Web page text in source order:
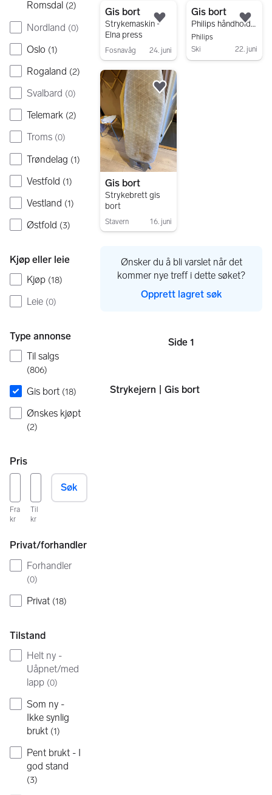
Romsdal (2)
Nordland (0)
Oslo (1)
Rogaland (2)
Svalbard (0)
Telemark (2)
Troms (0)
Trøndelag (1)
Vestfold (1)
Vestland (1)
Østfold (3)
Kjøp eller leie
Kjøp (18)
Leie (0)
Type annonse
Til salgs
(806)
Gis bort (18)
Ønskes kjøpt
(2)
Pris
Fra
kr
Til
kr
Søk
Privat/forhandler
Forhandler
(0)
Privat (18)
Tilstand
Helt ny -
Uåpnet/med
lapp (0)
Som ny -
Ikke synlig
brukt (1)
Pent brukt - I
god stand
(3)
Gis bort
Strykemaskin -
Elna press
Fosnavåg 24. juni
Legg til som favoritt.
Gis bort
Philips håndholdt steamer
Philips
Ski
22. juni
Gis bort
Strykebrett gis
bort
Stavern 16. juni
Legg til som favoritt.
Ønsker du å bli varslet når det
kommer nye treff i dette søket?
Opprett lagret søk
Sider
Side 1
Strykejern | Gis bort